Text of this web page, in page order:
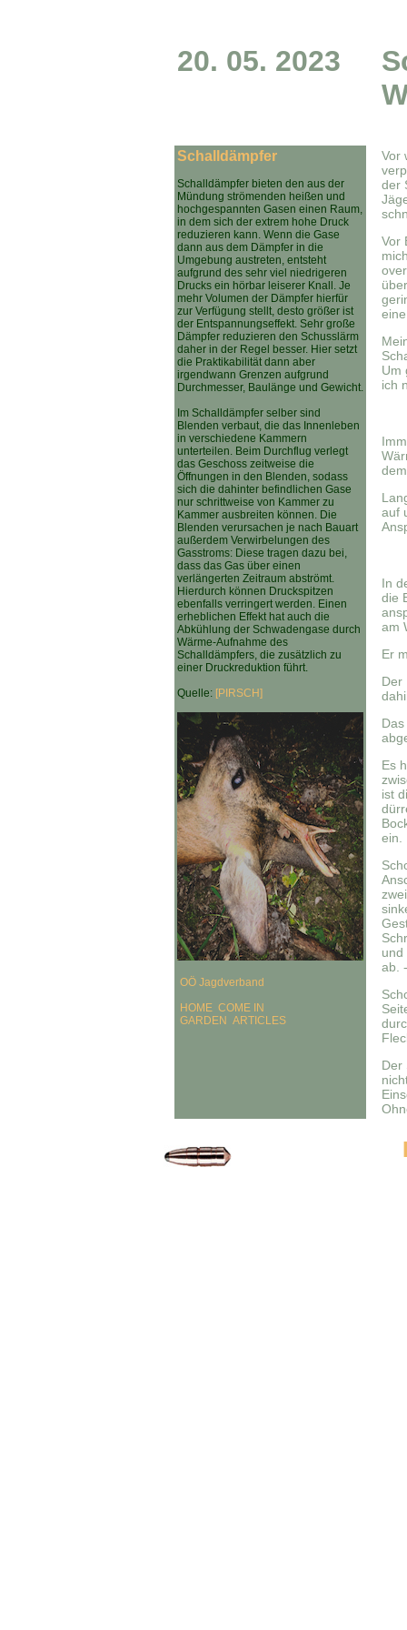
20. 05. 2023
Schalldämpfer
Schalldämpfer bieten den aus der
Mündung strömenden heißen und
hochgespannten Gasen einen Raum,
in dem sich der extrem hohe Druck
reduzieren kann. Wenn die Gase
dann aus dem Dämpfer in die
Umgebung austreten, entsteht
aufgrund des sehr viel niedrigeren
Drucks ein hörbar leiserer Knall. Je
mehr Volumen der Dämpfer hierfür
zur Verfügung stellt, desto größer ist
der Entspannungseffekt. Sehr große
Dämpfer reduzieren den Schusslärm
daher in der Regel besser. Hier setzt
die Praktikabilität dann aber
irgendwann Grenzen aufgrund
Durchmesser, Baulänge und Gewicht.
Im Schalldämpfer selber sind
Blenden verbaut, die das Innenleben
in verschiedene Kammern
unterteilen. Beim Durchflug verlegt
das Geschoss zeitweise die
Öffnungen in den Blenden, sodass
sich die dahinter befindlichen Gase
nur schrittweise von Kammer zu
Kammer ausbreiten können. Die
Blenden verursachen je nach Bauart
außerdem Verwirbelungen des
Gasstroms: Diese tragen dazu bei,
dass das Gas über einen
verlängerten Zeitraum abströmt.
Hierdurch können Druckspitzen
ebenfalls verringert werden. Einen
erheblichen Effekt hat auch die
Abkühlung der Schwadengase durch
Wärme-Aufnahme des
Schalldämpfers, die zusätzlich zu
einer Druckreduktion führt.
Quelle: [PIRSCH]
OÖ Jagdverband
HOME COME IN
GARDEN ARTICLES
Vor
der
Vor
Um
ich
auf
In
die
am
Er
Der
Es
ist
ein.
und
ab.
Der